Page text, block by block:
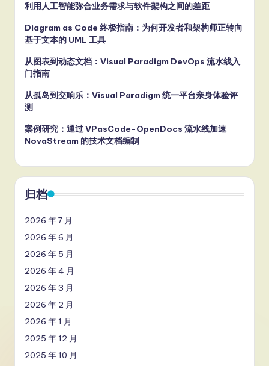
利用人工智能弥合业务需求与软件架构之间的差距
Diagram as Code 终极指南：为何开发者和架构师正转向
基于文本的 UML 工具
从图表到动态文档：Visual Paradigm DevOps 流水线入
门指南
从孤岛到交响乐：Visual Paradigm 统一平台亲身体验评
测
案例研究：通过 VPasCode-OpenDocs 流水线加速
NovaStream 的技术文档编制
归档
2026 年 7 月
2026 年 6 月
2026 年 5 月
2026 年 4 月
2026 年 3 月
2026 年 2 月
2026 年 1 月
2025 年 12 月
2025 年 10 月